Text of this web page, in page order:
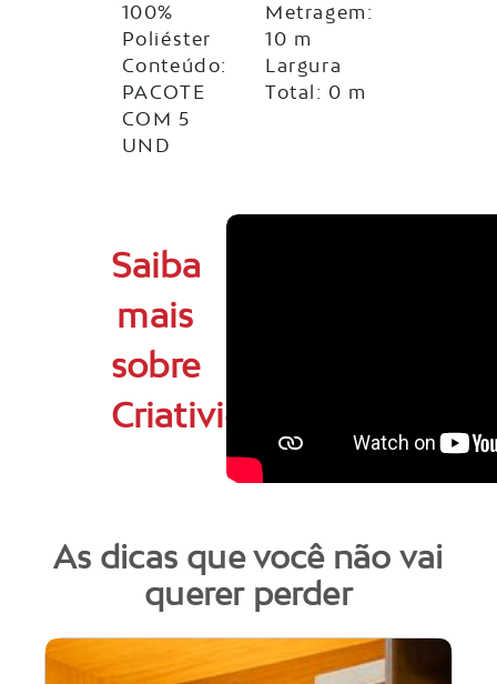
100%
Poliéster
Conteúdo:
PACOTE
COM 5
UND
Metragem:
10 m
Largura
Total: 0 m
Saiba
mais
sobre
Criatividade
As dicas que você não vai
querer perder